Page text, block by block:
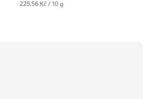
Měrná
225,56 Kč / 10 g